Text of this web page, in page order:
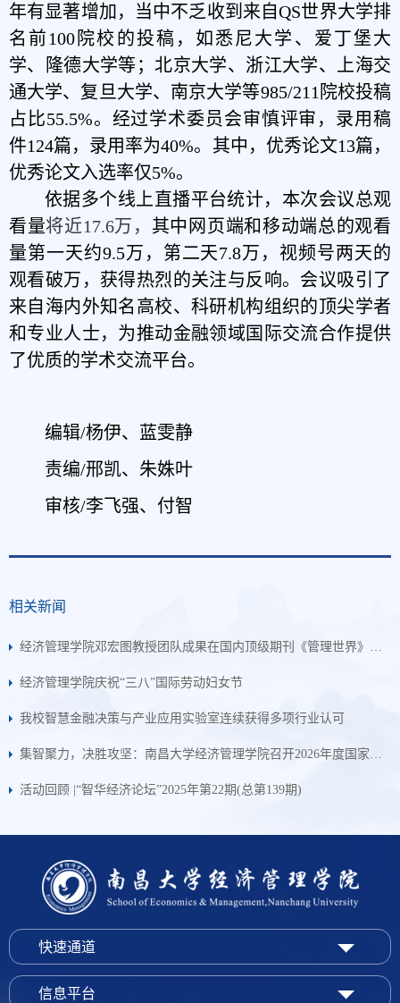
年有显著增加，当中不乏收到来自QS世界大学排
名前100院校的投稿，如悉尼大学、爱丁堡大
学、隆德大学等；北京大学、浙江大学、上海交
通大学、复旦大学、南京大学等985/211院校投稿
占比55.5%。经过学术委员会审慎评审，录用稿
件124篇，录用率为40%。其中，优秀论文13篇，
优秀论文入选率仅5%。
依据多个线上直播平台统计，本次会议总观
看量将近17.6万， 其中网页端和移动端总的观看
量第一天约9.5万，第二天7.8万，视频号两天的
观看破万， 获得热烈的关注与反响。会议吸引了
来自海内外知名高校、科研机构组织的顶尖学者
和专业人士，为推动金融领域国际交流合作提供
了优质的学术交流平台。
编辑/杨伊、蓝雯静
责编/邢凯、朱姝叶
审核/李飞强、付智
相关新闻
经济管理学院邓宏图教授团队成果在国内顶级期刊《管理世界》正式发表
经济管理学院庆祝“三八”国际劳动妇女节
我校智慧金融决策与产业应用实验室连续获得多项行业认可
集智聚力，决胜攻坚：南昌大学经济管理学院召开2026年度国家课题集中攻坚启动会
活动回顾 |“智华经济论坛”2025年第22期(总第139期)
快速通道
信息平台